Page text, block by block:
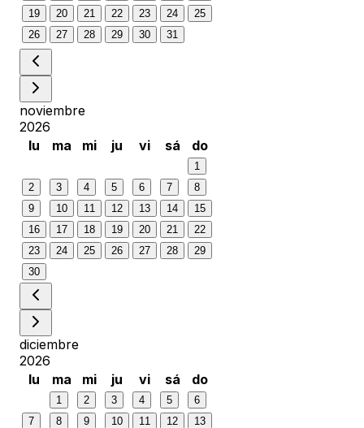
19
20 21 22 23 24
25
26
27 28 29 30 31
noviembre
2026
lu
ma mi ju vi sá do
1
2
3 4 5 6 7
8
9
10 11 12 13 14
15
16
17 18 19 20 21
22
23
24 25 26 27 28
29
30
diciembre
2026
lu
ma mi ju vi sá do
1 2 3 4 5
6
7
8 9 10 11 12
13